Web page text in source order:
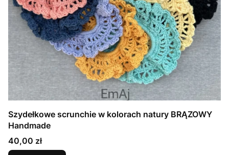
Szydełkowe scrunchie w kolorach natury BRĄZOWY
Handmade
Cena
40,00 zł